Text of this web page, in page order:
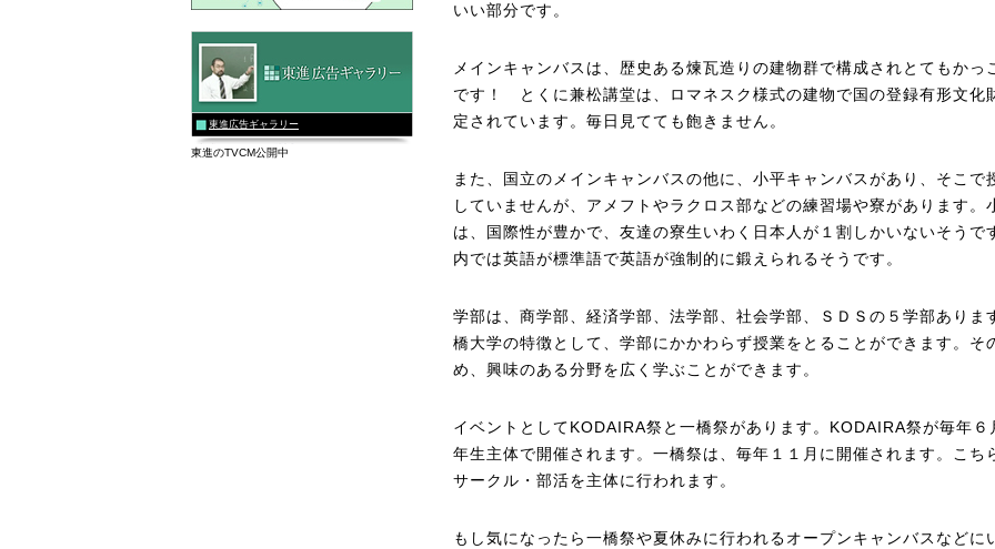
いい部分です。
メインキャンバスは、歴史ある煉瓦造りの建物群で構成されとてもかっ
です！ とくに兼松講堂は、ロマネスク様式の建物で国の登録有形文化
定されています。毎日見てても飽きません。
また、国立のメインキャンバスの他に、小平キャンバスがあり、そこで
していませんが、アメフトやラクロス部などの練習場や寮があります。
は、国際性が豊かで、友達の寮生いわく日本人が１割しかいないそうで
内では英語が標準語で英語が強制的に鍛えられるそうです。
学部は、商学部、経済学部、法学部、社会学部、ＳＤＳの５学部ありま
橋大学の特徴として、学部にかかわらず授業をとることができます。そ
め、興味のある分野を広く学ぶことができます。
イベントとしてKODAIRA祭と一橋祭があります。KODAIRA祭が毎年６
年生主体で開催されます。一橋祭は、毎年１１月に開催されます。こち
サークル・部活を主体に行われます。
もし気になったら一橋祭や夏休みに行われるオープンキャンバスなどに
東進広告ギャラリー
東進のTVCM公開中